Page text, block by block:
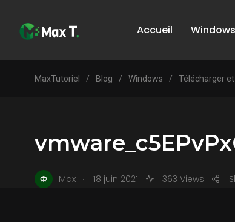
Accueil Windows
MaxTutoriel / Blog / Windows / Télécharger
Max . 18 juin 2021 363 Views